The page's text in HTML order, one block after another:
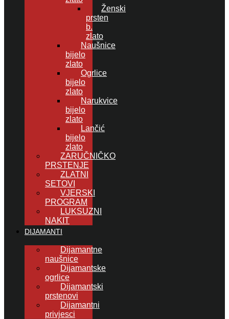
Ženski
prsten
b.
zlato
Naušnice
bijelo
zlato
Ogrlice
bijelo
zlato
Narukvice
bijelo
zlato
Lančić
bijelo
zlato
ZARUČNIČKO
PRSTENJE
ZLATNI
SETOVI
VJERSKI
PROGRAM
LUKSUZNI
NAKIT
DIJAMANTI
Dijamantne
naušnice
Dijamantske
ogrlice
Dijamantski
prstenovi
Dijamantni
privjesci